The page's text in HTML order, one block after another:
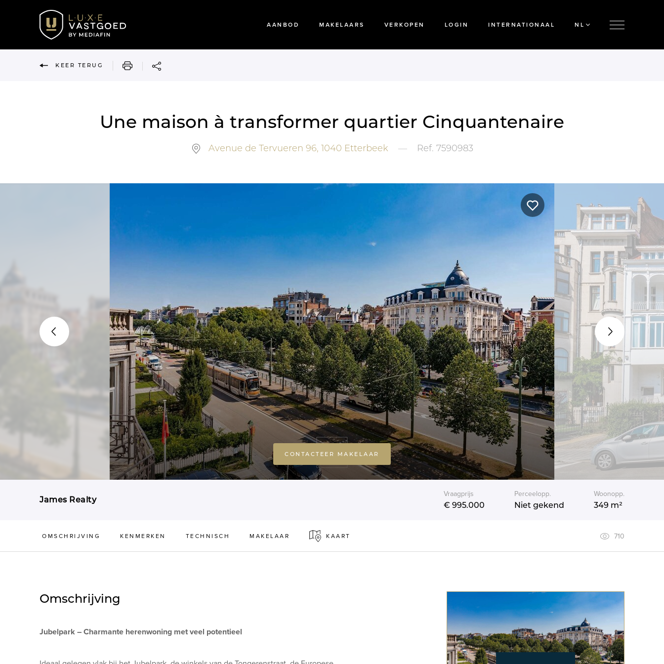
AANBOD MAKELAARS VERKOPEN LOGIN INTERNATIONAAL NL
KEER TERUG AFDRUKKEN
Une maison à transformer quartier Cinquantenaire
Avenue de Tervueren 96, 1040 Etterbeek — Ref. 7590983
CONTACTEER MAKELAAR
James Realty
Vraagprijs
€ 995.000
Perceelopp.
Niet gekend
Woonopp.
349 m²
OMSCHRIJVING KENMERKEN TECHNISCH MAKELAAR KAART 710
Omschrijving
Jubelpark – Charmante herenwoning met veel potentieel